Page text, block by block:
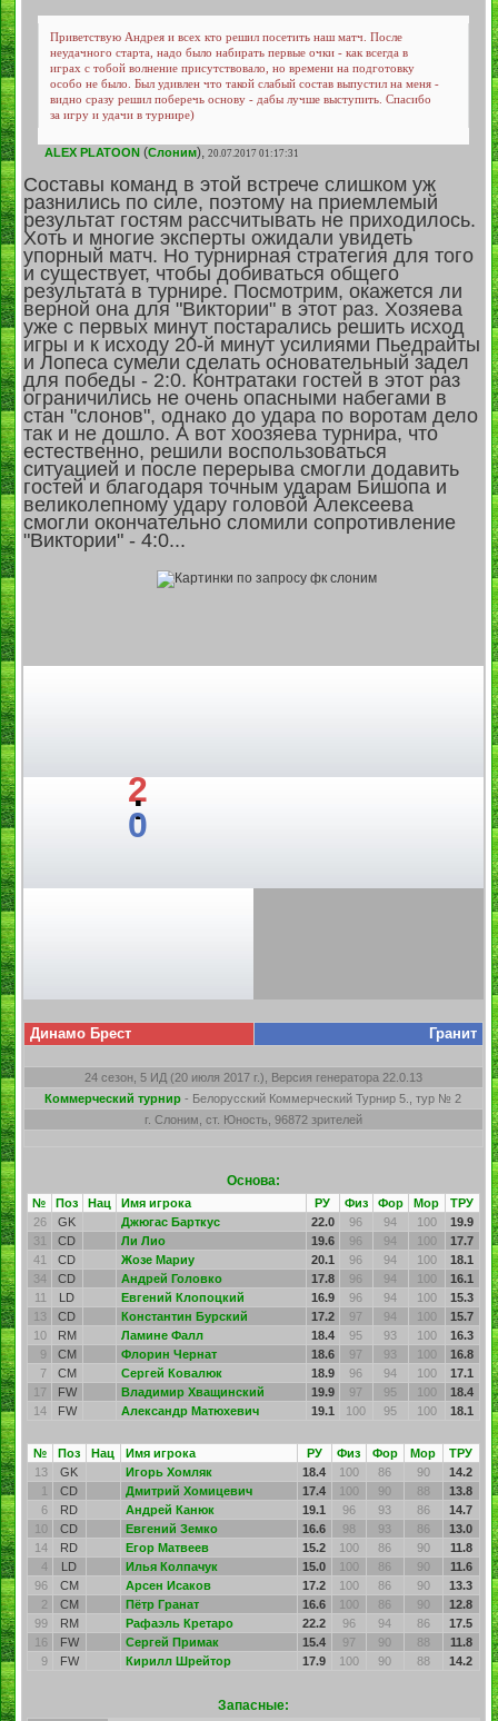
Приветствую Андрея и всех кто решил посетить наш матч. После
неудачного старта, надо было набирать первые очки - как всегда в
играх с тобой волнение присутствовало, но времени на подготовку
особо не было. Был удивлен что такой слабый состав выпустил на меня -
видно сразу решил поберечь основу - дабы лучше выступить. Спасибо
за игру и удачи в турнире)
ALEX PLATOON(Слоним), 20.07.2017 01:17:31
Составы команд в этой встрече слишком уж
разнились по силе, поэтому на приемлемый
результат гостям рассчитывать не приходилось.
Хоть и многие эксперты ожидали увидеть
упорный матч. Но турнирная стратегия для того
и существует, чтобы добиваться общего
результата в турнире. Посмотрим, окажется ли
верной она для "Виктории" в этот раз. Хозяева
уже с первых минут постарались решить исход
игры и к исходу 20-й минут усилиями Пьедрайты
и Лопеса сумели сделать основательный задел
для победы - 2:0. Контратаки гостей в этот раз
ограничились не очень опасными набегами в
стан "слонов", однако до удара по воротам дело
так и не дошло. А вот хоозяева турнира, что
естественно, решили воспользоваться
ситуацией и после перерыва смогли додавить
гостей и благодаря точным ударам Бишопа и
великолепному удару головой Алексеева
смогли окончательно сломили сопротивление
"Виктории" - 4:0...
2
:
0
Динамо Брест Гранит
24 сезон, 5 ИД (20 июля 2017 г.), Версия генератора 22.0.13
Коммерческий турнир - Белорусский Коммерческий Турнир 5., тур № 2
г. Слоним, ст. Юность, 96872 зрителей
Основа:
№ Поз Нац Имя игрока РУ Физ Фор Мор
ТРУ
26
GK Джюгас Барткус 22.0 96 94 100
19.9
31
CD Ли Лио 19.6 96 94 100
17.7
41
CD Жозе Мариу 20.1 96 94 100
18.1
34
CD Андрей Головко 17.8 96 94 100
16.1
11
LD Евгений Клопоцкий 16.9 96 94 100
15.3
13
CD Константин Бурский 17.2 97 94 100
15.7
10
RM Ламине Фалл 18.4 95 93 100
16.3
9
CM Флорин Чернат 18.6 97 93 100
16.8
7
CM Сергей Ковалюк 18.9 96 94 100
17.1
17
FW Владимир Хващинский 19.9 97 95 100
18.4
14
FW Александр Матюхевич 19.1 100 95 100 18.1
№ Поз Нац Имя игрока РУ Физ Фор Мор
ТРУ
13
GK Игорь Хомляк 18.4 100 86 90
14.2
1
CD Дмитрий Хомицевич 17.4 100 90 88
13.8
6
RD Андрей Канюк 19.1 96 93 86
14.7
10
CD Евгений Земко 16.6 98 93 86
13.0
14
RD Егор Матвеев 15.2 100 86 90
11.8
4
LD Илья Колпачук 15.0 100 86 90
11.6
96
CM Арсен Исаков 17.2 100 86 90
13.3
2
CM Пётр Гранат 16.6 100 86 90
12.8
99
RM Рафаэль Кретаро 22.2 96 94 86
17.5
16
FW Сергей Примак 15.4 97 90 88
11.8
9
FW Кирилл Шрейтор 17.9 100 90 88 14.2
Запасные: